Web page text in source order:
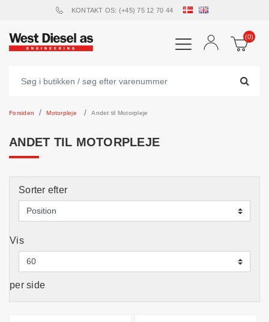
KONTAKT OS: (+45) 75 12 70 44
(0)
Forsiden Motorpleje Andet til Motorpleje
ANDET TIL MOTORPLEJE
Sorter efter
Vis
per side